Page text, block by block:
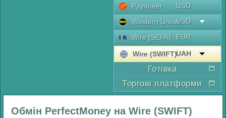
Payoneer
USD
Western UnionUSD
Wire (SEPA)
EUR
Wire (SWIFT)UAH
Готівка
Торгові платформи
Обмін PerfectMoney на Wire (SWIFT)